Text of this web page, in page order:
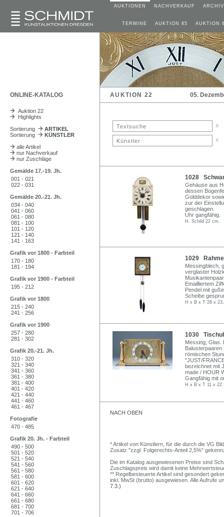
AUKTIONEN NACHVERKAUF ARCHIV
TERMINE AUKTION 85 AUKTION
ONLINE-KATALOG AUKTION 22 05.
Auktion 22
Highlights
Sortierung
ARTIKEL
Sortierung
KÜNSTLER
alle Artikel
nur Nachverkauf
nur Zuschläge
Gemälde 17.-19. Jh.
001 - 021
022 - 031
Gemälde 20.-21. Jh.
034 - 040
041 - 060
061 - 080
081 - 100
101 - 120
121 - 140
141 - 163
Grafik vor 1800 - Farbteil
170 - 180
181 - 194
Grafik vor 1900 - Farbteil
195 - 212
Grafik vor 1800
215 - 240
241 - 256
Grafik vor 1900
257 - 280
281 - 302
Grafik 20.-21. Jh.
310 - 320
321 - 340
341 - 360
361 - 380
381 - 400
401 - 420
421 - 440
441 - 460
461 - 467
Fotografie
470 - 485
Grafik 20. Jh. - Farbteil
490 - 500
501 - 520
521 - 540
541 - 560
561 - 580
581 - 600
601 - 620
621 - 640
641 - 660
661 - 680
681 - 700
701 - 706
x
x
1028
Gehäuse aus
dessen
Golddekor
zur der
geschlagen.
Uhr gangfähig.
H. Schild 22 cm.
1029
Messingblech,
verglaster
Emailliertem
Pendel mit
Scheibe
H x B x T 28 x
1030
Messing, Glas.
Balusterpaaren
römischen
"JUST/
bezeichnet mit
made / HOUR
Gangfähig mit
H x B x T 11 x 22
NACH OBEN
* Artikel von Künstlern, für die durch die VG
Zusatz "zzgl. Folgerechts-Anteil 2,5%"
Die im Katalog ausgewiesenen Preise sind
Zuschlagspreis wird damit keine
** Regelbesteuerte Artikel sind gesondert
inkl. MwSt (brutto) ausgewiesen. Alle Aufrufe
7.3.)